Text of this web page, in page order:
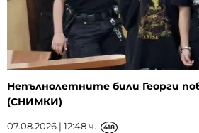
Непълнолетните били Георги
(СНИМКИ)
07.08.2026 | 12:48 ч. 418